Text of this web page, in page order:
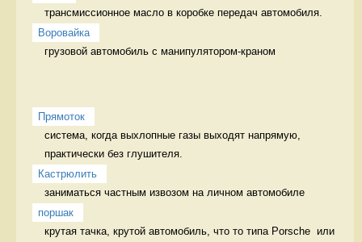
трансмиссионное масло в коробке передач автомобиля.
Воровайка
грузовой автомобиль с манипулятором-краном
Прямоток
система, когда выхлопные газы выходят напрямую,
практически без глушителя.
Кастрюлить
заниматься частным извозом на личном автомобиле
поршак
крутая тачка, крутой автомобиль, что то типа Porsche  или